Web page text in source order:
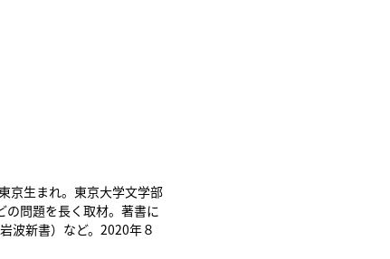
京生まれ。東京大学文学部
の問題を長く取材。著書に
波新書）など。2020年８